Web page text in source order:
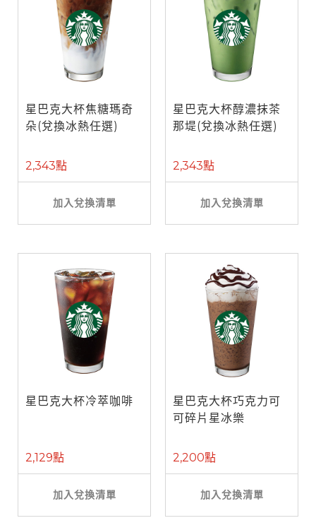
星巴克大杯焦糖瑪奇
朵(兌換冰熱任選)
2,343點
加入兌換清單
星巴克大杯醇濃抹茶
那堤(兌換冰熱任選)
2,343點
加入兌換清單
星巴克大杯冷萃咖啡
2,129點
加入兌換清單
星巴克大杯巧克力可
可碎片星冰樂
2,200點
加入兌換清單